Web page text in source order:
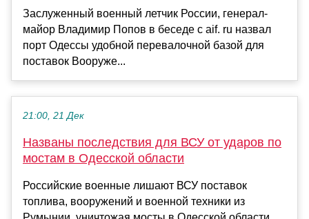
Заслуженный военный летчик России, генерал-
майор Владимир Попов в беседе с aif. ru назвал
порт Одессы удобной перевалочной базой для
поставок Вооруже...
21:00, 21 Дек
Названы последствия для ВСУ от ударов по
мостам в Одесской области
Российские военные лишают ВСУ поставок
топлива, вооружений и военной техники из